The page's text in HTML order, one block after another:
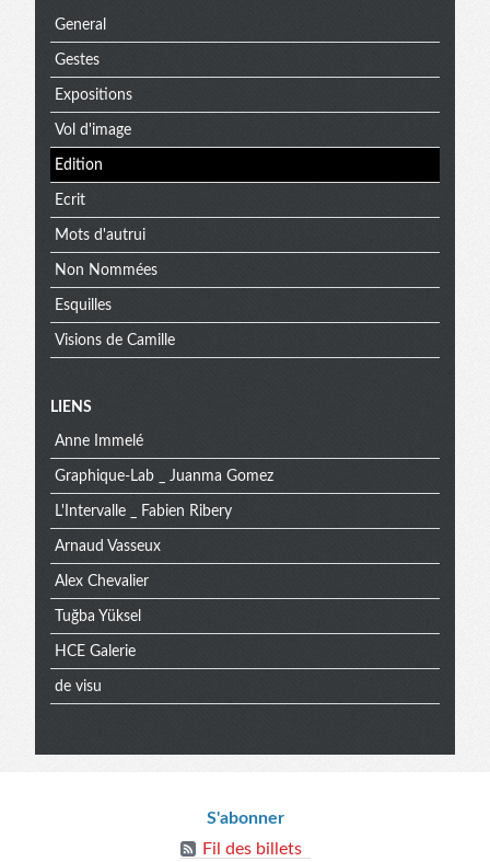
General
Gestes
Expositions
Vol d'image
Edition
Ecrit
Mots d'autrui
Non Nommées
Esquilles
Visions de Camille
Menu
extra
LIENS
Anne Immelé
Graphique-Lab _ Juanma Gomez
L'Intervalle _ Fabien Ribery
Arnaud Vasseux
Alex Chevalier
Tuğba Yüksel
HCE Galerie
de visu
Informations
S'abonner
Fil des billets